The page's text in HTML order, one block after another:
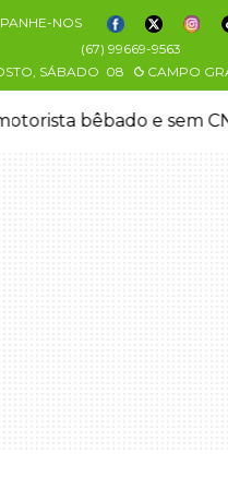
NOS
(67) 99669-9563
SÁBADO 08 CAMPO
bêbado e sem